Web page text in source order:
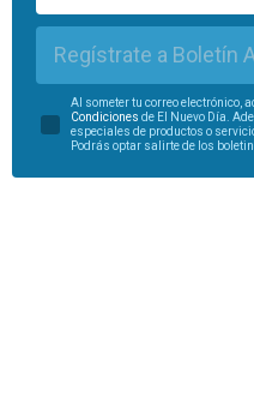
Regístrate a Boletín
Al someter tu correo electrónico,
Condiciones de El Nuevo Día.
especiales de productos o
Podrás optar salirte de los